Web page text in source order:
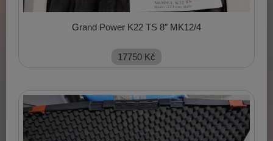
Grand Power K22 TS 8″ MK12/4
17750 Kč